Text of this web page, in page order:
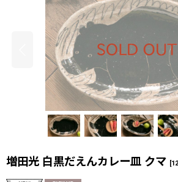
増田光 白黒だえんカレー皿 クマ [